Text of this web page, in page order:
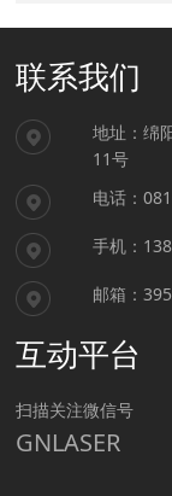
联系我们
地址：绵
11号
电话：
手机：
邮箱：
互动平台
扫描关注微信号
GNLASER